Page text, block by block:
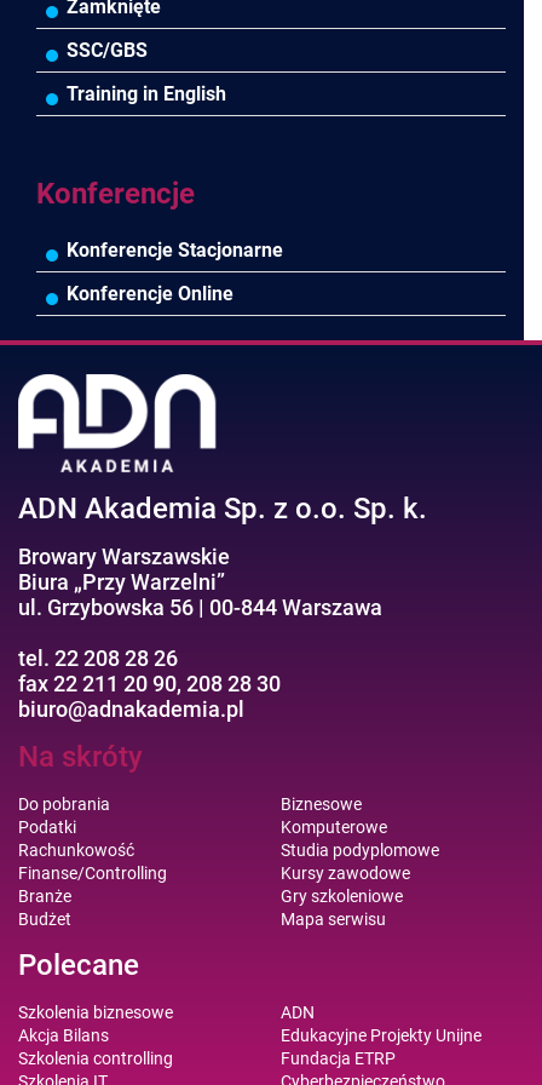
Biura rachunkowe
Ubezpieczenia
Wodociągi/Kanalizacja
Pozostałe branże
Podatki
Pozostałe
HR/Zarządzanie Kapitałem Ludzkim
Prawo pracy
Asystentka/Sekretarka
Efektywność osobista//Wellbeing
Online Power BI/Power Query/Dashboardy
MS 365/SharePoint/Bazy danych
MS Project/Word/PowerPoint
Zamknięte
SSC/GBS
Training in English
Konferencje
Konferencje Stacjonarne
Konferencje Online
ADN Akademia Sp. z o.o. Sp. k.
Browary Warszawskie
Biura „Przy Warzelni”
ul. Grzybowska 56 | 00-844 Warszawa
tel. 22 208 28 26
fax 22 211 20 90, 208 28 30
biuro@adnakademia.pl
Na skróty
Do pobrania
Podatki
Rachunkowość
Finanse/Controlling
Branże
Budżet
Biznesowe
Komputerowe
Studia podyplomowe
Kursy zawodowe
Gry szkoleniowe
Mapa serwisu
Polecane
Szkolenia biznesowe
Akcja Bilans
Szkolenia controlling
ADN
Edukacyjne Projekty Unijne
Fundacja ETRP